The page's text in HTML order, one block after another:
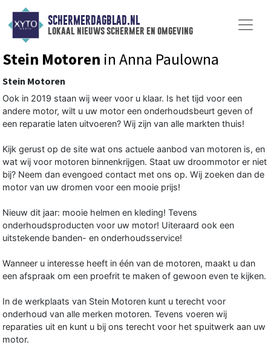
SCHERMERDAGBLAD.NL
lokaal nieuws schermer en omgeving
Stein Motoren in Anna Paulowna
Stein Motoren
Ook in 2019 staan wij weer voor u klaar. Is het tijd voor een
andere motor, wilt u uw motor een onderhoudsbeurt geven of
een reparatie laten uitvoeren? Wij zijn van alle markten thuis!
Kijk gerust op de site wat ons actuele aanbod van motoren is, en
wat wij voor motoren binnenkrijgen. Staat uw droommotor er niet
bij? Neem dan evengoed contact met ons op. Wij zoeken dan de
motor van uw dromen voor een mooie prijs!
Nieuw dit jaar: mooie helmen en kleding! Tevens
onderhoudsproducten voor uw motor! Uiteraard ook een
uitstekende banden- en onderhoudsservice!
Wanneer u interesse heeft in één van de motoren, maakt u dan
een afspraak om een proefrit te maken of gewoon even te kijken.
In de werkplaats van Stein Motoren kunt u terecht voor
onderhoud van alle merken motoren. Tevens voeren wij
reparaties uit en kunt u bij ons terecht voor het spuitwerk aan uw
motor.